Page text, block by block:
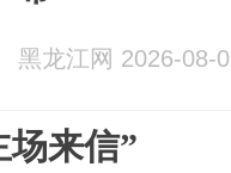
黑龙江网 2026-08-
场来信”